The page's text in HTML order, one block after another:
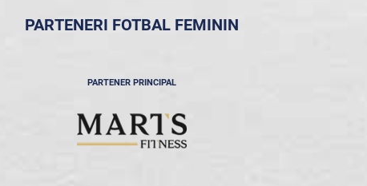
PARTENERI FOTBAL FEMININ
PARTENER PRINCIPAL